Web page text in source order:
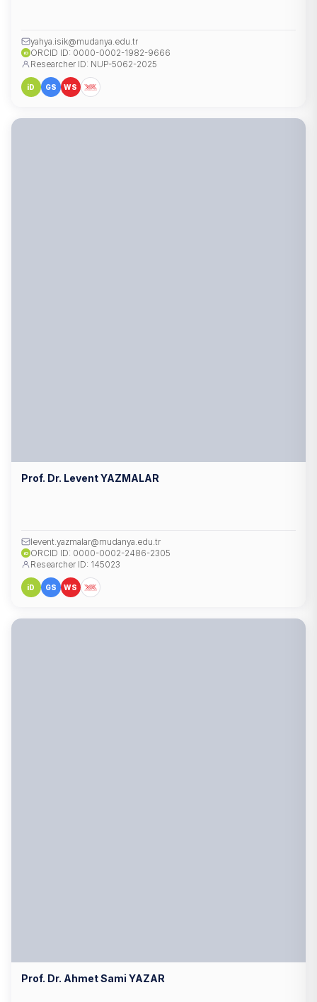
yahya.isik@mudanya.edu.tr
iD ORCID ID: 0000-0002-1982-9666
Researcher ID: NUP-5062-2025
iD GS WS
Prof. Dr. Levent YAZMALAR
levent.yazmalar@mudanya.edu.tr
iD ORCID ID: 0000-0002-2486-2305
Researcher ID: 145023
iD GS WS
Prof. Dr. Ahmet Sami YAZAR